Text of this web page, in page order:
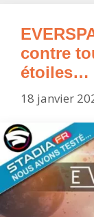
contre
étoiles…
18 janvier